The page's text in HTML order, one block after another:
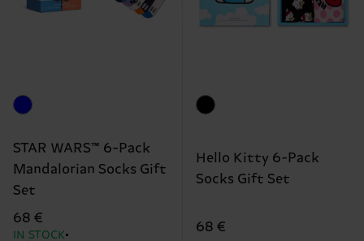
STAR WARS™ 6-Pack
Mandalorian Socks Gift
Set
68 €
IN STOCK
Hello Kitty 6-Pack
Socks Gift Set
68 €